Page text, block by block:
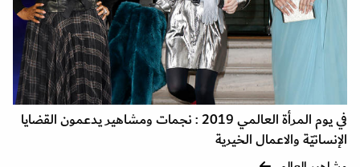
في يوم المرأة العالمي 2019 : نجمات ومشاهير يدعمون القضايا
الإنسانيّة والاعمال الخيرية